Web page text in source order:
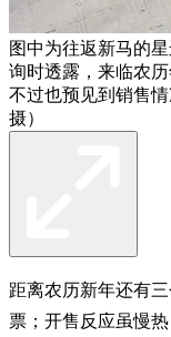
图中为往返新马的
询时透露，来临农
不过也预见到销售
摄）
距离农历新年还有
票；开售反应虽慢